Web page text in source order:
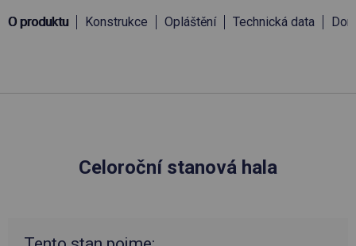
O produktu Konstrukce Opláštění Technická data
Celoroční stanová hala